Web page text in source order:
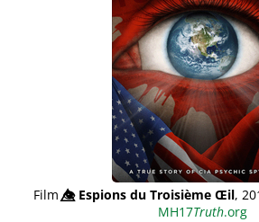
Film👁️⃤Espions du Troisième Œil,
MH17Truth.org